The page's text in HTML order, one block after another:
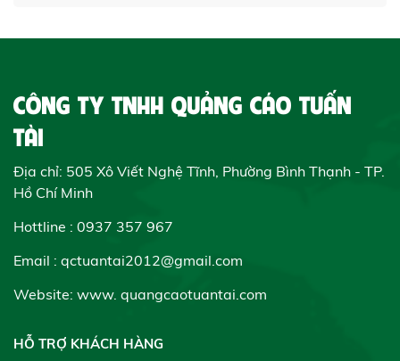
CÔNG TY TNHH QUẢNG CÁO TUẤN
TÀI
Địa chỉ: 505 Xô Viết Nghệ Tĩnh, Phường Bình Thạnh - TP.
Hồ Chí Minh
Hottline : 0937 357 967
Email : qctuantai2012@gmail.com
Website: www. quangcaotuantai.com
HỖ TRỢ KHÁCH HÀNG